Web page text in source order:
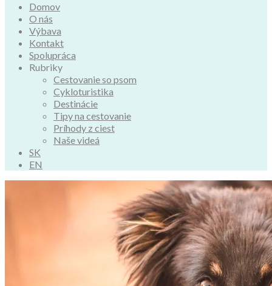
Domov
O nás
Výbava
Kontakt
Spolupráca
Rubriky
Cestovanie so psom
Cykloturistika
Destinácie
Tipy na cestovanie
Príhody z ciest
Naše videá
SK
EN